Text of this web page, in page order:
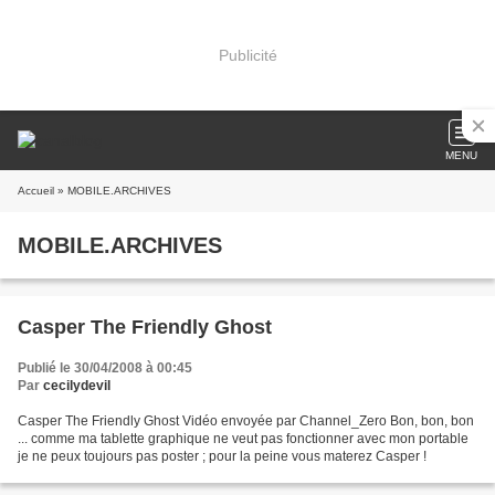
Publicité
MENU
Accueil » MOBILE.ARCHIVES
MOBILE.ARCHIVES
Casper The Friendly Ghost
Publié le 30/04/2008 à 00:45
Par cecilydevil
Casper The Friendly Ghost Vidéo envoyée par Channel_Zero Bon, bon, bon
... comme ma tablette graphique ne veut pas fonctionner avec mon portable
je ne peux toujours pas poster ; pour la peine vous materez Casper !